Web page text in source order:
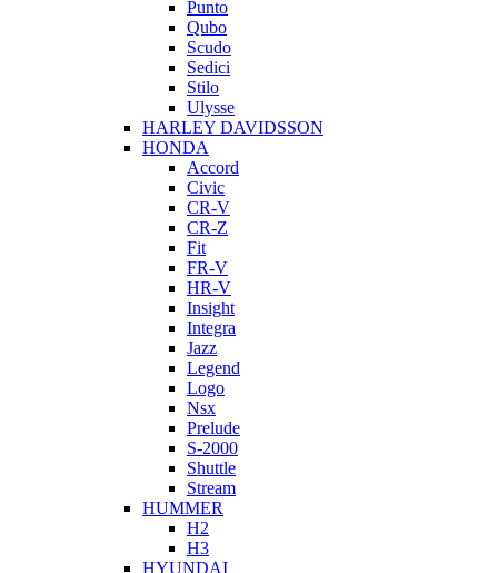
Punto
Qubo
Scudo
Sedici
Stilo
Ulysse
HARLEY DAVIDSSON
HONDA
Accord
Civic
CR-V
CR-Z
Fit
FR-V
HR-V
Insight
Integra
Jazz
Legend
Logo
Nsx
Prelude
S-2000
Shuttle
Stream
HUMMER
H2
H3
HYUNDAI